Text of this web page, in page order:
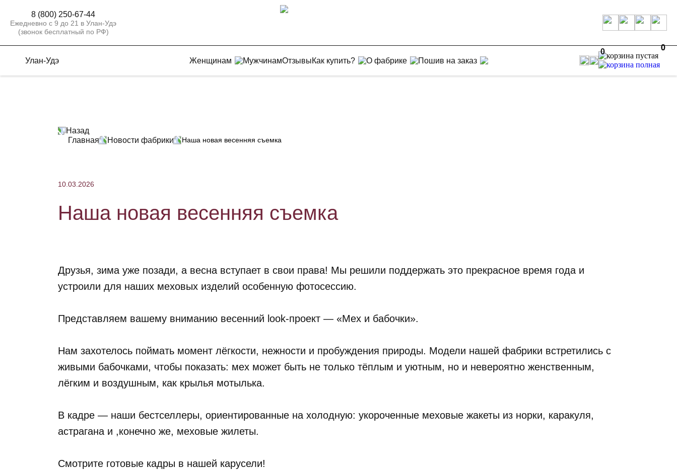
8 (800) 250-67-44
Ежедневно с 9 до 21 в Улан-Удэ
(звонок бесплатный по РФ)
Улан-Удэ Женщинам МужчинамОтзывыКак купить? О фабрике Пошив на заказ
0 0
0
Назад
Главная
Новости фабрики Наша новая весенняя съемка
10.03.2026
Наша новая весенняя съемка
Друзья, зима уже позади, а весна вступает в свои права! Мы решили поддержать это прекрасное время года и
устроили для наших меховых изделий особенную фотосессию.
Представляем вашему вниманию весенний look-проект — «Мех и бабочки».
Нам захотелось поймать момент лёгкости, нежности и пробуждения природы. Модели нашей фабрики встретились с
живыми бабочками, чтобы показать: мех может быть не только тёплым и уютным, но и невероятно женственным,
лёгким и воздушным, как крылья мотылька.
В кадре — наши бестселлеры, ориентированные на холодную: укороченные меховые жакеты из норки, каракуля,
астрагана и ,конечно же, меховые жилеты.
Смотрите готовые кадры в нашей карусели!